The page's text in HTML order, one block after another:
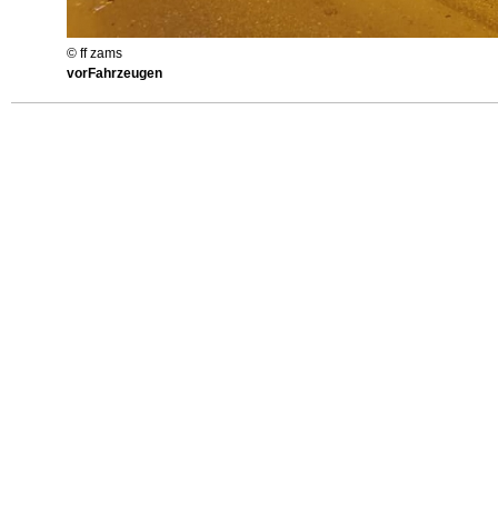
© ff zams
vorFahrzeugen